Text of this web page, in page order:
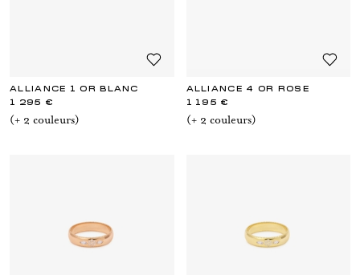
ALLIANCE 1 OR BLANC
1 295 €
(+ 2 couleurs)
ALLIANCE 4 OR ROSE
1 195 €
(+ 2 couleurs)